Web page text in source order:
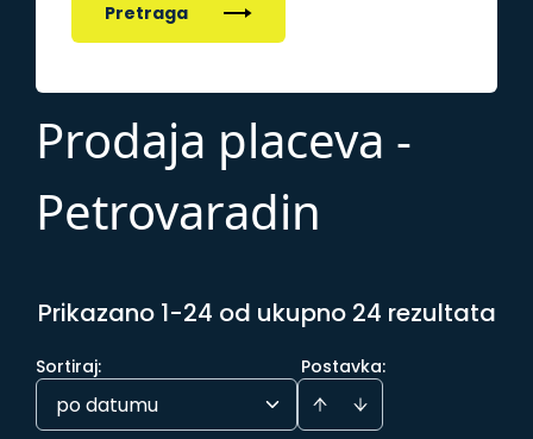
Pretraga
Prodaja placeva -
Petrovaradin
Prikazano 1-24 od ukupno 24 rezultata
Postavka:
Sortiraj:
po datumu